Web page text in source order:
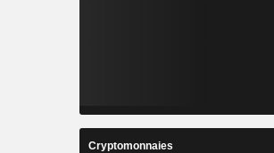
Cryptomonnaies